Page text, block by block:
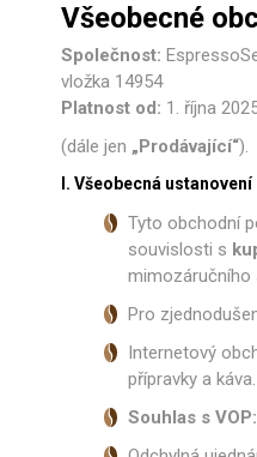
Náhradní díly
Sanitace a dezinfekce
Catler /
Ostatní
Všeobecné
Společnost:
vložka 14954
Platnost od: 1. října
(dále jen „Prodávající“).
I. Všeobecná ustanovení
Tyto obchodní
souvislosti s
mimozáručního
Pro
Internetový
přípravky a káva.
Souhlas s VOP: